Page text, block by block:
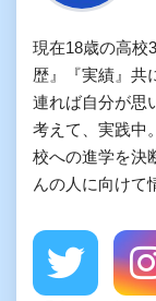
現在18歳の高校
歴』『実績』共
連れば自分が思
考えて、実践中
校への進学を決
んの人に向けて